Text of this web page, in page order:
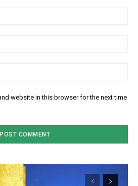
website in this browser for the next time